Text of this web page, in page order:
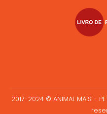
2017-2024 © ANIMAL MAIS -